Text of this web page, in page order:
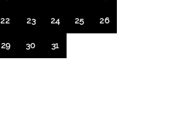
22 23 24 25 26
29 30
31